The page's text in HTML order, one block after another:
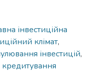
інвестиційна
клімат,
інвестицій,
кредитування